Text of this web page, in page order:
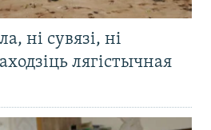
ні сувязі, ні
лягістычная